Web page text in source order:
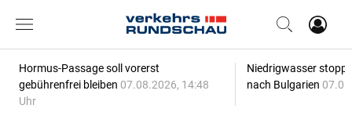
Hormus-Passage soll vorerst
gebührenfrei bleiben 07.08.2026, 14:48
Uhr
Niedrigwasser
nach Bulgarien